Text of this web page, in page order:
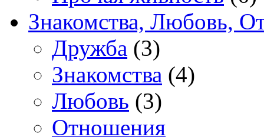
Знакомства, Любовь,
Дружба (3)
Знакомства (4)
Любовь (3)
Отношения